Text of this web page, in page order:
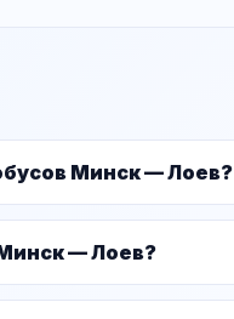
Минск — Лоев?
— Лоев?